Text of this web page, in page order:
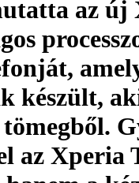
az új
készült,
az Xperia